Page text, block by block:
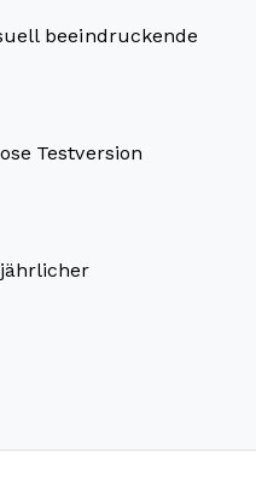
beeindruckende
Testversion